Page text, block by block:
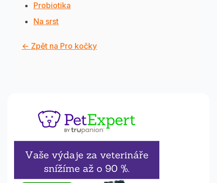
Probiotika
Na srst
← Zpět na Pro kočky